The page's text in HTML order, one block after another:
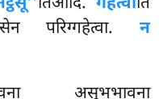
परिग्गहेत्वा. न
असुभभावना